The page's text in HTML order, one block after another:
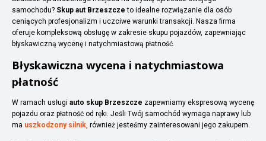
samochodu? Skup aut Brzeszcze to idealne rozwiązanie dla osób
ceniących profesjonalizm i uczciwe warunki transakcji. Nasza firma
oferuje kompleksową obsługę w zakresie skupu pojazdów, zapewniając
błyskawiczną wycenę i natychmiastową płatność.
Błyskawiczna wycena i natychmiastowa
płatność
W ramach usługi auto skup Brzeszcze zapewniamy ekspresową wycenę
pojazdu oraz płatność od ręki. Jeśli Twój samochód wymaga naprawy lub
ma uszkodzony silnik, również jesteśmy zainteresowani jego zakupem.